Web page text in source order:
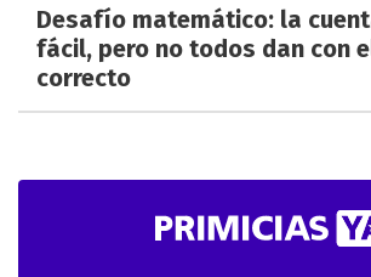
Desafío matemático: la
fácil, pero no todos dan con
correcto